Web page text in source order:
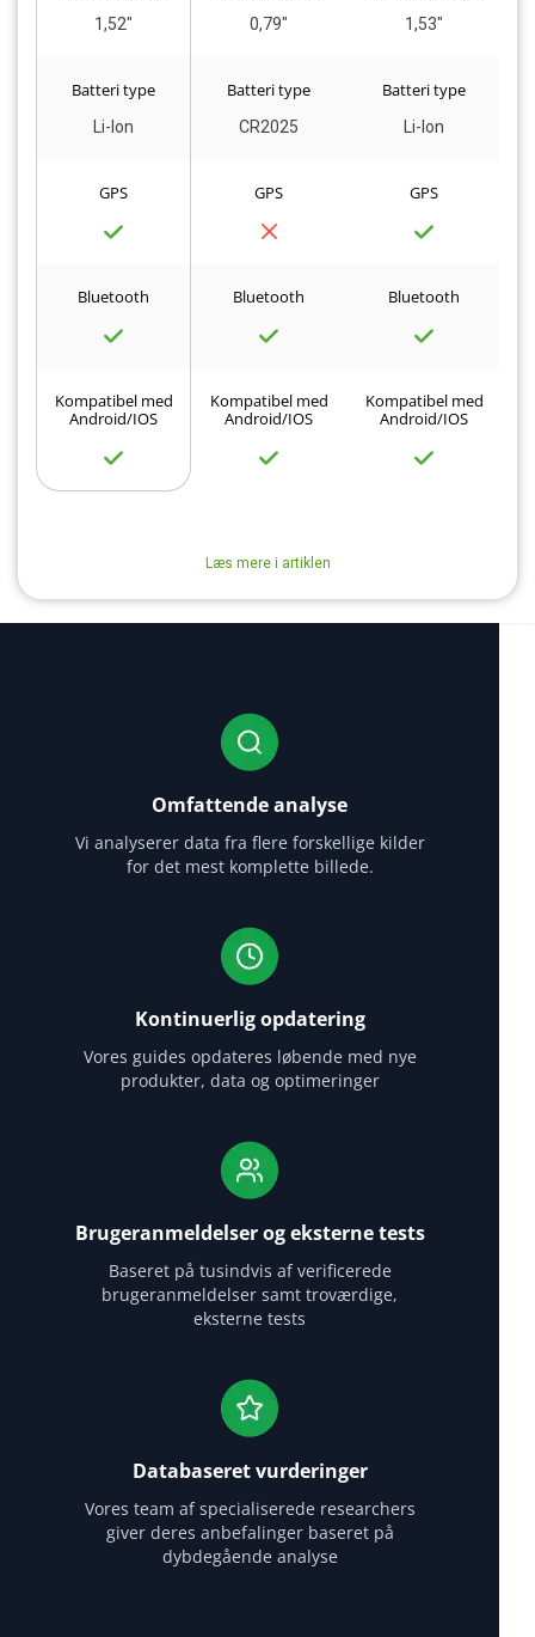
1,52" 0,79" 1,53"
Batteri type
Li-Ion
Batteri type
CR2025
Batteri type
Li-Ion
GPS GPS GPS
Bluetooth Bluetooth Bluetooth
Kompatibel med
Android/IOS
Kompatibel med
Android/IOS
Kompatibel med
Android/IOS
Læs mere i artiklen
Omfattende analyse
Vi analyserer data fra flere forskellige kilder
for det mest komplette billede.
Kontinuerlig opdatering
Vores guides opdateres løbende med nye
produkter, data og optimeringer
Brugeranmeldelser og eksterne tests
Baseret på tusindvis af verificerede
brugeranmeldelser samt troværdige,
eksterne tests
Databaseret vurderinger
Vores team af specialiserede researchers
giver deres anbefalinger baseret på
dybdegående analyse